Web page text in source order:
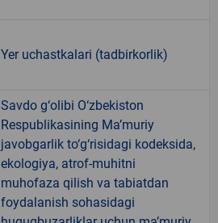
Yer uchastkalari (tadbirkorlik)
Savdo g‘olibi O‘zbekiston
Respublikasining Ma’muriy
javobgarlik to‘g‘risidagi kodeksida,
ekologiya, atrof-muhitni
muhofaza qilish va tabiatdan
foydalanish sohasidagi